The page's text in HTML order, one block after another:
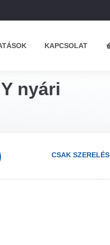
KAPCSOLAT
nyári
CSAK SZERELÉS